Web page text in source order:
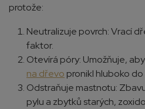
protože:
Neutralizuje povrch: Vrací
faktor.
Otevírá póry: Umožňuje,
na dřevo pronikl hluboko
Odstraňuje mastnotu:
pylu a zbytků starých,